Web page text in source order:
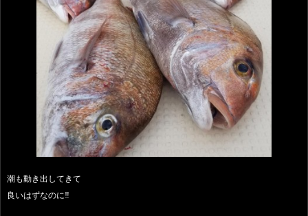
潮も動き出してきて
良いはずなのに‼️